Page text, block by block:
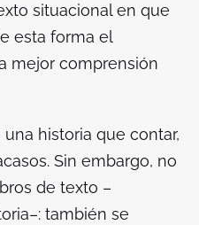
situacional en que
esta forma el
mejor comprensión
historia que contar,
Sin embargo, no
de texto –
también se